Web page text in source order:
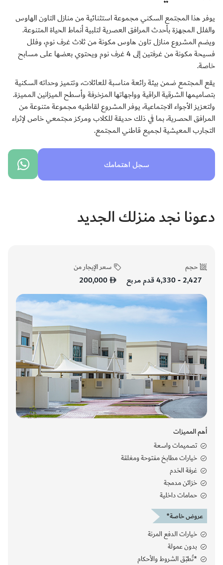
يوفر هذا المجتمع السكني مجموعة استثنائية من منازل التاون الهاوس
والفلل المجهزة بأحدث المرافق العصرية لتلبية أنماط الحياة المتنوعة.
ويضم المشروع منازل تاون هاوس مكونة من ثلاث غرف نوم، وفلل
فسيحة مكونة من غرفتين إلى 4 غرف نوم ويحتوي بعضها على مسابح
خاصة.
يقع المجتمع ضمن بيئة رائعة مناسبة للعائلات، وتتميز وحداته السكنية
بتصاميمها الشرقية الراقية وواجهاتها المزخرفة وأسطح الميزانين المميزة.
ولتعزيز الأجواء الاجتماعية، يوفر المشروع لقاطنيه مجموعة متنوعة من
المرافق الحصرية، بما في ذلك حديقة للكلاب ومركز مجتمعي خاص لإثراء
التجارب المعيشية لجميع قاطني المجتمع.
سجل اهتمامك
دعونا نجد منزلك الجديد
حجم
2,427 - 4,330 قدم مربع
سعر الإيجار من
أهم المميزات
تصميمات واسعة
خيارات مطابخ مفتوحة ومغلقة
غرفة الخدم
خزائن مدمجة
حمامات داخلية
عروض خاصة*
خيارات الدفع المرنة
بدون عمولة
*تُطبّق الشروط والأحكام